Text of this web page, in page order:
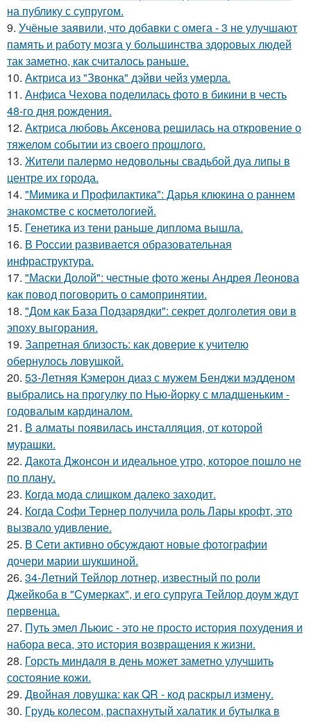
на публику с супругом.
9. Учёные заявили, что добавки с омега - 3 не улучшают
память и работу мозга у большинства здоровых людей
так заметно, как считалось раньше.
10. Актриса из "Звонка" дэйви чейз умерла.
11. Анфиса Чехова поделилась фото в бикини в честь
48-го дня рождения.
12. Актриса любовь Аксенова решилась на откровение о
тяжелом событии из своего прошлого.
13. Жители палермо недовольны свадьбой дуа липы в
центре их города.
14. "Мимика и Профилактика": Дарья клюкина о раннем
знакомстве с косметологией.
15. Генетика из тени раньше диплома вышла.
16. В России развивается образовательная
инфраструктура.
17. "Маски Долой": честные фото жены Андрея Леонова
как повод поговорить о самопринятии.
18. "Дом как База Подзарядки": секрет долголетия ови в
эпоху выгорания.
19. Запретная близость: как доверие к учителю
обернулось ловушкой.
20. 53-Летняя Кэмерон диаз с мужем Бенджи мэдденом
выбрались на прогулку по Нью-йорку с младшеньким -
годовалым кардиналом.
21. В алматы появилась инсталляция, от которой
мурашки.
22. Дакота Джонсон и идеальное утро, которое пошло не
по плану.
23. Когда мода слишком далеко заходит.
24. Когда Софи Тернер получила роль Лары крофт, это
вызвало удивление.
25. В Сети активно обсуждают новые фотографии
дочери марии шукшиной.
26. 34-Летний Тейлор лотнер, известный по роли
Джейкоба в "Сумерках", и его супруга Тейлор доум ждут
первенца.
27. Путь эмел Льюис - это не просто история похудения и
набора веса, это история возвращения к жизни.
28. Горсть миндаля в день может заметно улучшить
состояние кожи.
29. Двойная ловушка: как QR - код раскрыл измену.
30. Гpyдь колесом, распахнутый халатик и бутылка в